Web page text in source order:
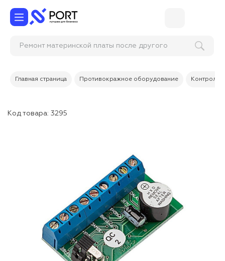
Ремонт материнской платы после другого
Главная страница Противокражное оборудование Контроль
Код товара: 3295